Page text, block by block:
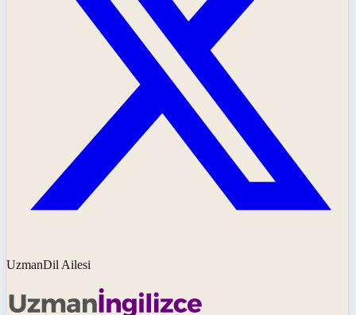
UzmanDil Ailesi